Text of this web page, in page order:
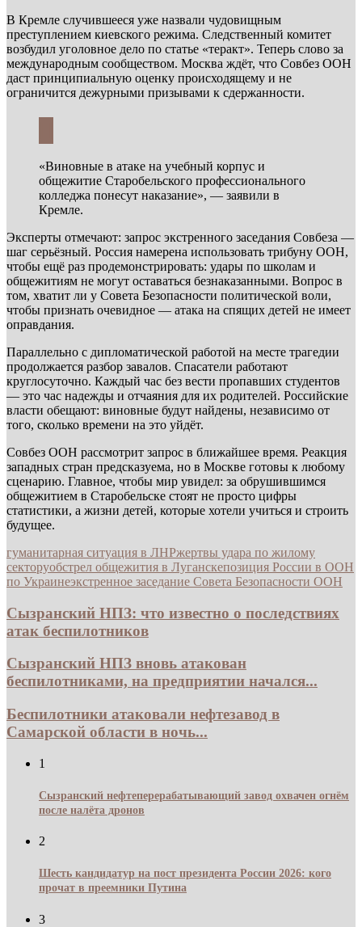
В Кремле случившееся уже назвали чудовищным
преступлением киевского режима. Следственный комитет
возбудил уголовное дело по статье «теракт». Теперь слово за
международным сообществом. Москва ждёт, что Совбез ООН
даст принципиальную оценку происходящему и не
ограничится дежурными призывами к сдержанности.
«Виновные в атаке на учебный корпус и
общежитие Старобельского профессионального
колледжа понесут наказание», — заявили в
Кремле.
Эксперты отмечают: запрос экстренного заседания Совбеза —
шаг серьёзный. Россия намерена использовать трибуну ООН,
чтобы ещё раз продемонстрировать: удары по школам и
общежитиям не могут оставаться безнаказанными. Вопрос в
том, хватит ли у Совета Безопасности политической воли,
чтобы признать очевидное — атака на спящих детей не имеет
оправдания.
Параллельно с дипломатической работой на месте трагедии
продолжается разбор завалов. Спасатели работают
круглосуточно. Каждый час без вести пропавших студентов
— это час надежды и отчаяния для их родителей. Российские
власти обещают: виновные будут найдены, независимо от
того, сколько времени на это уйдёт.
Совбез ООН рассмотрит запрос в ближайшее время. Реакция
западных стран предсказуема, но в Москве готовы к любому
сценарию. Главное, чтобы мир увидел: за обрушившимся
общежитием в Старобельске стоят не просто цифры
статистики, а жизни детей, которые хотели учиться и строить
будущее.
гуманитарная ситуация в ЛНРжертвы удара по жилому
секторуобстрел общежития в Луганскепозиция России в ООН
по Украинеэкстренное заседание Совета Безопасности ООН
Сызранский НПЗ: что известно о последствиях
атак беспилотников
Сызранский НПЗ вновь атакован
беспилотниками, на предприятии начался...
Беспилотники атаковали нефтезавод в
Самарской области в ночь...
1
Сызранский нефтеперерабатывающий завод охвачен огнём
после налёта дронов
2
Шесть кандидатур на пост президента России 2026: кого
прочат в преемники Путина
3